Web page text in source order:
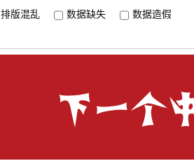
排版混乱 数据缺失 数据造假